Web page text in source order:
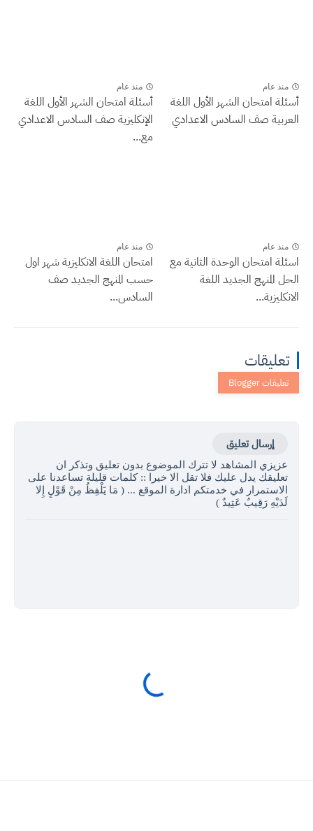
منذ عام
أسئلة امتحان الشهر الأول اللغة
العربية صف السادس الاعدادي
منذ عام
أسئلة امتحان الشهر الأول اللغة
الإنكليزية صف السادس الاعدادي
مع...
منذ عام
اسئلة امتحان الوحدة الثانية مع
الحل المنهج الجديد اللغة
الانكليزية...
منذ عام
امتحان اللغة الانكليزية شهر اول
حسب المنهج الجديد صف
السادس...
تعليقات
إرسال تعليق
عزيزي المشاهد لا تترك الموضوع بدون تعليق وتذكر ان
تعليقك يدل عليك فلا تقل الا خيرا :: كلمات قليلة تساعدنا على
الاستمرار في خدمتكم ادارة الموقع ... ( مَا يَلْفِظُ مِنْ قَوْلٍ إِلا
لَدَيْهِ رَقِيبٌ عَتِيدٌ )